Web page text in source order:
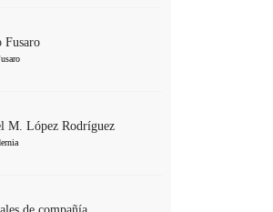
Fusaro
M. López Rodríguez